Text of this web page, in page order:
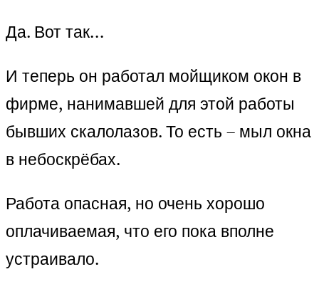
Да. Вот так…
И теперь он работал мойщиком окон в
фирме, нанимавшей для этой работы
бывших скалолазов. То есть – мыл окна
в небоскрёбах.
Работа опасная, но очень хорошо
оплачиваемая, что его пока вполне
устраивало.